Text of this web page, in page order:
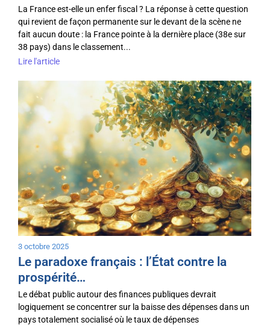
La France est-elle un enfer fiscal ? La réponse à cette question
qui revient de façon permanente sur le devant de la scène ne
fait aucun doute : la France pointe à la dernière place (38e sur
38 pays) dans le classement...
Lire l'article
3 octobre 2025
Le paradoxe français : l’État contre la
prospérité…
Le débat public autour des finances publiques devrait
logiquement se concentrer sur la baisse des dépenses dans un
pays totalement socialisé où le taux de dépenses